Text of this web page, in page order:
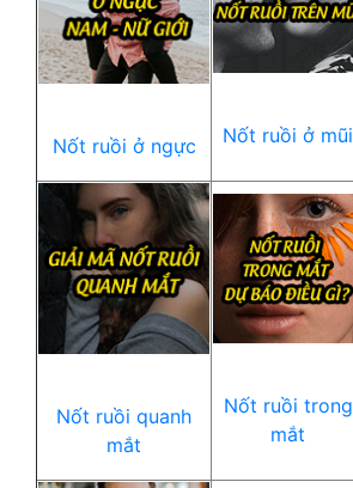
Nốt ruồi ở ngực Nốt ruồi ở mũi
Nốt ruồi quanh
mắt
Nốt ruồi trong
mắt